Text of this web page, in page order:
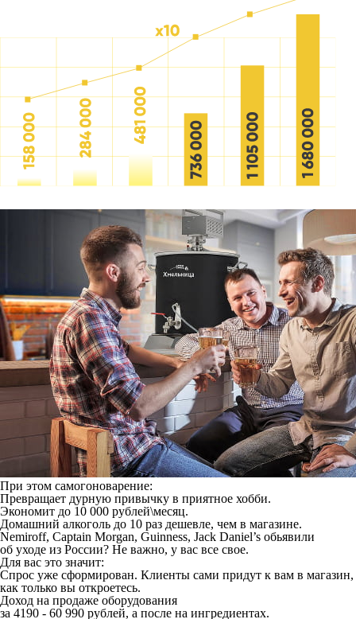
При этом самогоноварение:
Превращает дурную привычку в приятное хобби.
Экономит до 10 000 рублей\месяц.
Домашний алкоголь до 10 раз дешевле, чем в магазине.
Nemiroff, Captain Morgan, Guinness, Jack Daniel’s обьявили
об уходе из России? Не важно, у вас все свое.
Для вас это значит:
Спрос уже сформирован. Клиенты сами придут к вам в магазин,
как только вы откроетесь.
Доход на продаже оборудования
за 4190 - 60 990 рублей, а после на ингредиентах.